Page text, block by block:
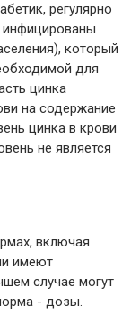
регулярно
инфицированы
который
для
цинка
на содержание
цинка в крови
не является
включая
имеют
случае могут
- дозы.